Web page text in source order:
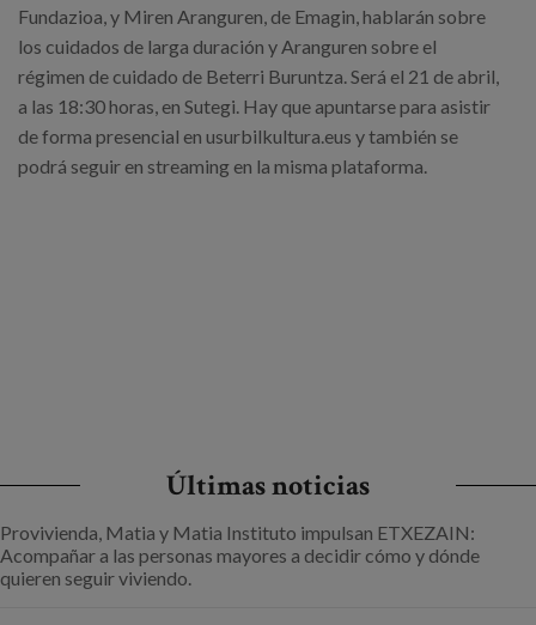
Fundazioa, y Miren Aranguren, de Emagin, hablarán sobre
los cuidados de larga duración y Aranguren sobre el
régimen de cuidado de Beterri Buruntza. Será el 21 de abril,
a las 18:30 horas, en Sutegi. Hay que apuntarse para asistir
de forma presencial en usurbilkultura.eus y también se
podrá seguir en streaming en la misma plataforma.
Últimas noticias
Provivienda, Matia y Matia Instituto impulsan ETXEZAIN:
Acompañar a las personas mayores a decidir cómo y dónde
quieren seguir viviendo.